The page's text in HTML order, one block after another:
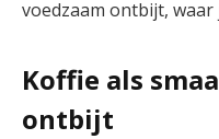
voedzaam ontbijt, waar
Koffie als
ontbijt